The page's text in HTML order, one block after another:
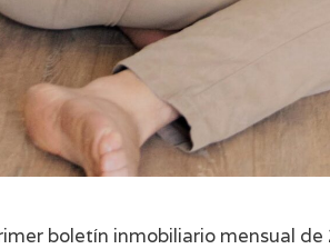
boletín inmobiliario mensual